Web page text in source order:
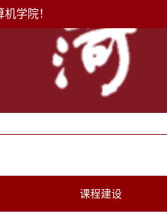
学院！
课程建设